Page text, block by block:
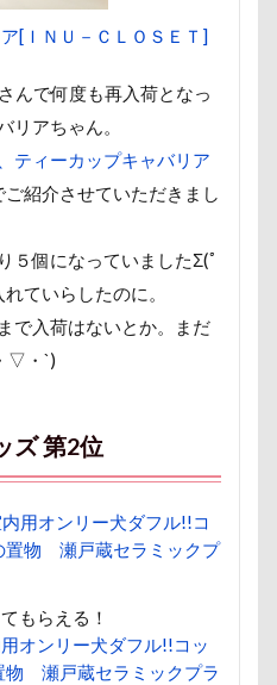
[ＩＮＵ－ＣＬＯＳＥＴ]
んで何度も再入荷となっ
リアちゃん。
ティーカップキャバリア
ご紹介させていただきまし
５個になっていましたΣ(ﾟ
ていらしたのに。
で入荷はないとか。まだ
▽・`)
ズ 第2位
もらえる！
ンリー犬ダフル!!コッ
物 瀬戸蔵セラミックプラ
プーラニアン
ト
バックハトカー
アちゃん
ん
ブロンズ像
ゃん
ワンコクッキー
るの里
ん
ルビーくん
ルナくん
リラちゃん
リディちゃん
ナルドくん
ワクチン接種
ローアングル撮影
ん
レオンくん